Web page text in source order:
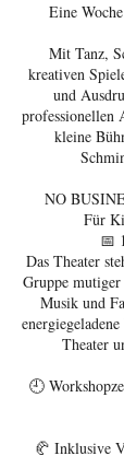
Eine
Mit Tanz,
kreativen
und
professionellen
kleine
NO
Für
📅
Das Theater
Gruppe
Musik und
Theater
🕘
🥐 Inklusive